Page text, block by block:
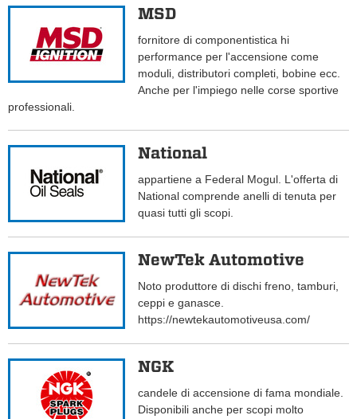
MSD
fornitore di componentistica hi
performance per l'accensione come
moduli, distributori completi, bobine ecc.
Anche per l'impiego nelle corse sportive
professionali.
National
appartiene a Federal Mogul. L'offerta di
National comprende anelli di tenuta per
quasi tutti gli scopi.
NewTek Automotive
Noto produttore di dischi freno, tamburi,
ceppi e ganasce.
https://newtekautomotiveusa.com/
NGK
candele di accensione di fama mondiale.
Disponibili anche per scopi molto